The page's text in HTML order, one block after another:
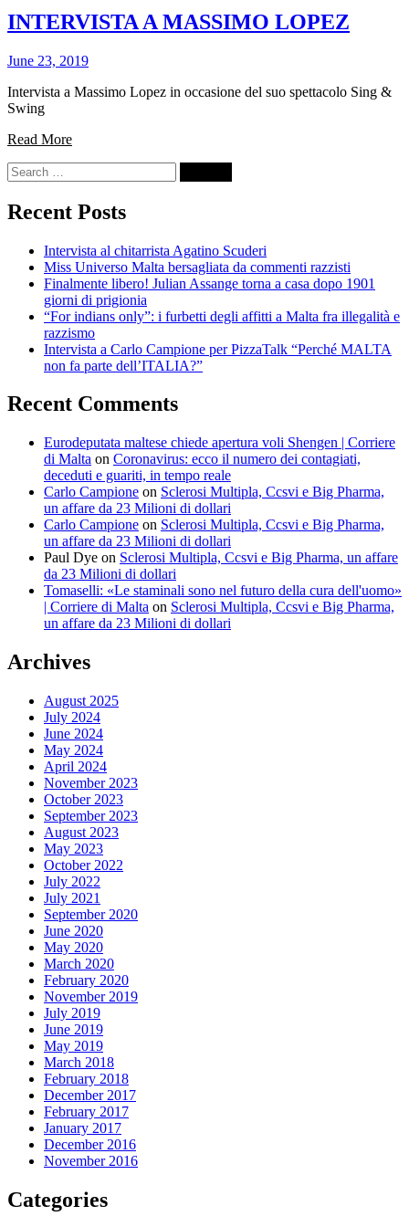
INTERVISTA A MASSIMO LOPEZ
June 23, 2019
Intervista a Massimo Lopez in occasione del suo spettacolo Sing &
Swing
Read More
Search
for:
Recent Posts
Intervista al chitarrista Agatino Scuderi
Miss Universo Malta bersagliata da commenti razzisti
Finalmente libero! Julian Assange torna a casa dopo 1901
giorni di prigionia
“For indians only”: i furbetti degli affitti a Malta fra illegalità e
razzismo
Intervista a Carlo Campione per PizzaTalk “Perché MALTA
non fa parte dell’ITALIA?”
Recent Comments
Eurodeputata maltese chiede apertura voli Shengen | Corriere
di Malta on Coronavirus: ecco il numero dei contagiati,
deceduti e guariti, in tempo reale
Carlo Campione on Sclerosi Multipla, Ccsvi e Big Pharma,
un affare da 23 Milioni di dollari
Carlo Campione on Sclerosi Multipla, Ccsvi e Big Pharma,
un affare da 23 Milioni di dollari
Paul Dye on Sclerosi Multipla, Ccsvi e Big Pharma, un affare
da 23 Milioni di dollari
Tomaselli: «Le staminali sono nel futuro della cura dell'uomo»
| Corriere di Malta on Sclerosi Multipla, Ccsvi e Big Pharma,
un affare da 23 Milioni di dollari
Archives
August 2025
July 2024
June 2024
May 2024
April 2024
November 2023
October 2023
September 2023
August 2023
May 2023
October 2022
July 2022
July 2021
September 2020
June 2020
May 2020
March 2020
February 2020
November 2019
July 2019
June 2019
May 2019
March 2018
February 2018
December 2017
February 2017
January 2017
December 2016
November 2016
Categories